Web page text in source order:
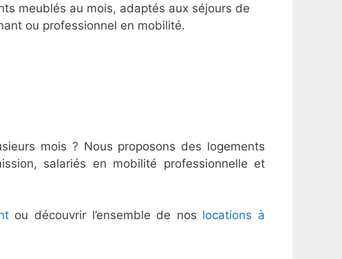
meublés au mois, adaptés aux séjours de
ou professionnel en mobilité.
mois ? Nous proposons des logements
salariés en mobilité professionnelle et
ou découvrir l’ensemble de nos locations à